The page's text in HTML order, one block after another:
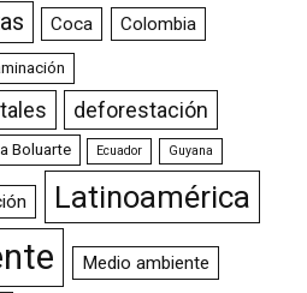
Coca Colombia
deforestación
Boluarte Ecuador Guyana
Latinoamérica
Medio ambiente